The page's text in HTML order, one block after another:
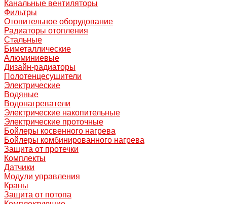
Канальные вентиляторы
Фильтры
Отопительное оборудование
Радиаторы отопления
Стальные
Биметаллические
Алюминиевые
Дизайн-радиаторы
Полотенцесушители
Электрические
Водяные
Водонагреватели
Электрические накопительные
Электрические проточные
Бойлеры косвенного нагрева
Бойлеры комбинированного нагрева
Защита от протечки
Комплекты
Датчики
Модули управления
Краны
Защита от потопа